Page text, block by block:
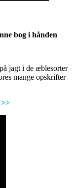
bog i hånden
jagt i de æblesorter
mange opskrifter
>>